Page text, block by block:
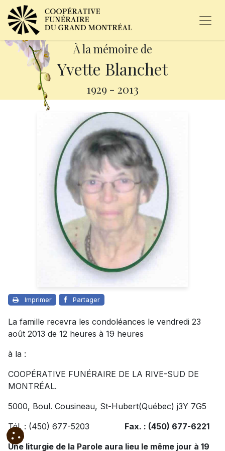
À la mémoire de
Yvette Blanchet
1929 - 2013
Imprimer Partager
La famille recevra les condoléances le vendredi 23
août 2013 de 12 heures à 19 heures
à la :
COOPÉRATIVE FUNÉRAIRE DE LA RIVE-SUD DE
MONTRÉAL.
5000, Boul. Cousineau, St-Hubert(Québec) j3Y 7G5
Tél. : (450) 677-5203 Fax. : (450) 677-6221
Une liturgie de la Parole aura lieu le même jour à 19